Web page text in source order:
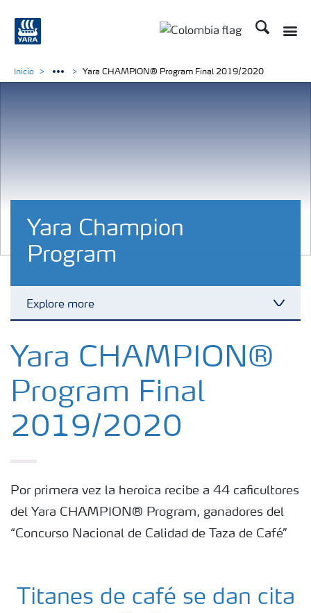
Buscar
Yara Champion
Program
Explore more
Fertilizantes con baja Huella de Carbono
Productos
Portafolio de Agricultura Digital
Inicio Yara CHAMPION® Program Final 2019/2020
Yara CHAMPION®
Program Final
2019/2020
Por primera vez la heroica recibe a 44 caficultores
del Yara CHAMPION® Program, ganadores del
“Concurso Nacional de Calidad de Taza de Café”
Titanes de café se dan cita